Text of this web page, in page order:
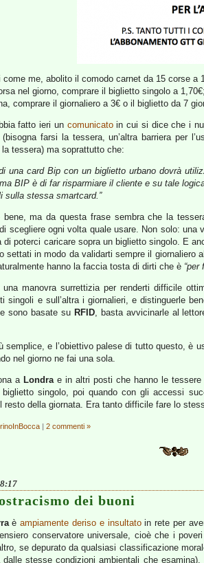
come me, abolito il comodo carnet da 15 corse a
nel giorno, comprare il biglietto singolo a
comprare il giornaliero a 3€ o il biglietto da 7
fatto ieri un comunicatoin cui si dice che i
farsi la tessera, un’altra barriera per
tessera) ma soprattutto che:
una card Bip con un biglietto urbano dovrà
BIP è di far risparmiare il cliente e su tale
sulla stessa smartcard.”
ma da questa frase sembra che la
scegliere ogni volta quale usare. Non solo:
di poterci caricare sopra un biglietto singolo. E
settati in modo da validarti sempre il giornaliero
hanno la faccia tosta di dirti che è “per
una manovra surrettizia per renderti difficile
singoli e sull’altra i giornalieri, e distinguerle
sono basate su RFID, basta avvicinarle al
e l’obiettivo palese di tutto questo, è
nel giorno ne fai una sola.
a Londrae in altri posti che hanno le
singolo, poi quando con gli accessi
resto della giornata. Era tanto difficile fare lo
| 2 commenti »
dei buoni
èampiamente deriso e insultatoin rete per
conservatore universale, cioè che i
se depurato da qualsiasi classificazione
stesse condizioni ambientali che